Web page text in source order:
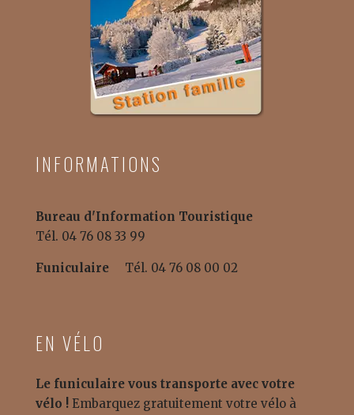
INFORMATIONS
Bureau d'Information Touristique
Tél. 04 76 08 33 99
Funiculaire Tél. 04 76 08 00 02
EN VÉLO
Le funiculaire vous transporte avec votre
vélo ! Embarquez gratuitement votre vélo à